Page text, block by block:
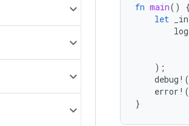
fn main()
let
);
debug ! (
error ! (
}